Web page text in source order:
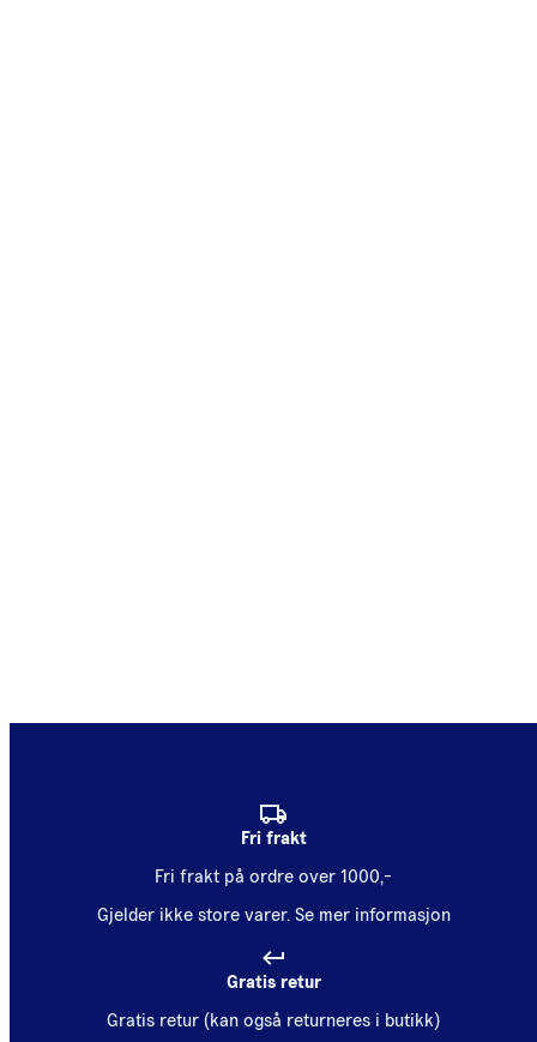
Fri frakt
Fri frakt på ordre over 1000,-
Gjelder ikke store varer. Se mer informasjon
Gratis retur
Gratis retur (kan også returneres i butikk)